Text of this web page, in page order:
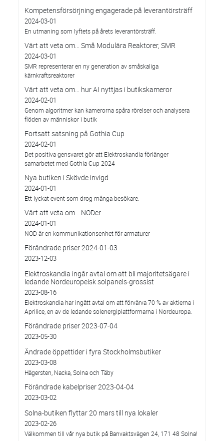
Kompetensförsörjning engagerade på leverantörsträff
2024-03-01
En utmaning som lyftets på årets leverantörsträff.
Värt att veta om... Små Modulära Reaktorer, SMR
2024-03-01
SMR representerar en ny generation av småskaliga
kärnkraftsreaktorer
Värt att veta om… hur AI nyttjas i butikskameror
2024-02-01
Genom algoritmer kan kamerorna spåra rörelser och analysera
flöden av människor i butik
Fortsatt satsning på Gothia Cup
2024-02-01
Det positiva gensvaret gör att Elektroskandia förlänger
samarbetet med Gothia Cup 2024
Nya butiken i Skövde invigd
2024-01-01
Ett lyckat event som drog många besökare.
Värt att veta om... NODer
2024-01-01
NOD är en kommunikationsenhet för armaturer
Förändrade priser 2024-01-03
2023-12-03
Elektroskandia ingår avtal om att bli majoritetsägare i
ledande Nordeuropeisk solpanels-grossist
2023-08-16
Elektroskandia har ingått avtal om att förvärva 70 % av aktierna i
Aprilice, en av de ledande solenergiplattformarna i Nordeuropa.
Förändrade priser 2023-07-04
2023-05-30
Ändrade öppettider i fyra Stockholmsbutiker
2023-03-08
Hägersten, Nacka, Solna och Täby
Förändrade kabelpriser 2023-04-04
2023-03-02
Solna-butiken flyttar 20 mars till nya lokaler
2023-02-26
Välkommen till vår nya butik på Banvaktsvägen 24, 171 48 Solna!